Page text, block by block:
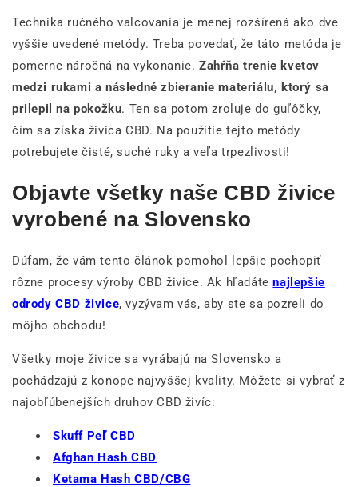
Technika ručného valcovania je menej rozšírená ako dve
vyššie uvedené metódy. Treba povedať, že táto metóda je
pomerne náročná na vykonanie. Zahŕňa trenie kvetov
medzi rukami a následné zbieranie materiálu, ktorý sa
prilepil na pokožku. Ten sa potom zroluje do guľôčky,
čím sa získa živica CBD. Na použitie tejto metódy
potrebujete čisté, suché ruky a veľa trpezlivosti!
Objavte všetky naše CBD živice
vyrobené na Slovensko
Dúfam, že vám tento článok pomohol lepšie pochopiť
rôzne procesy výroby CBD živice. Ak hľadátenajlepšie
odrody CBD živice, vyzývam vás, aby ste sa pozreli do
môjho obchodu!
Všetky moje živice sa vyrábajú na Slovensko a
pochádzajú z konope najvyššej kvality. Môžete si vybrať z
najobľúbenejších druhov CBD živíc:
Skuff Peľ CBD
Afghan Hash CBD
Ketama Hash CBD/CBG